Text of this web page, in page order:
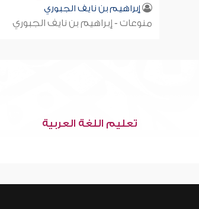
إبراهيم بن نايف الجبوري
منوعات - إبراهيم بن نايف الجبوري
تعليم اللغة العربية